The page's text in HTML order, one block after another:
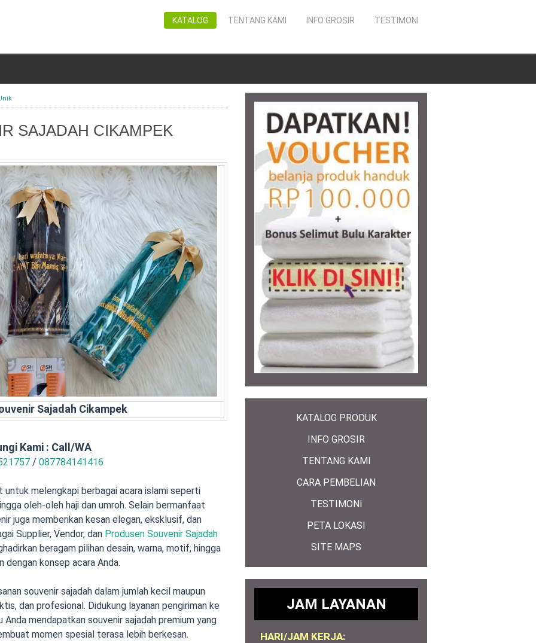
TESTIMONI
INFO GROSIR
TENTANG KAMI
KATALOG
SAJADAH CIKAMPEK
Sajadah Cikampek
Kami : Call/WA
/ 087784141416
untuk melengkapi berbagai acara islami seperti
oleh-oleh haji dan umroh. Selain bermanfaat
juga memberikan kesan elegan, eksklusif, dan
Supplier, Vendor, dan Produsen Souvenir Sajadah
beragam pilihan desain, warna, motif, hingga
dengan konsep acara Anda.
souvenir sajadah dalam jumlah kecil maupun
dan profesional. Didukung layanan pengiriman ke
mendapatkan souvenir sajadah premium yang
momen spesial terasa lebih berkesan.
KATALOG PRODUK
INFO GROSIR
TENTANG KAMI
CARA PEMBELIAN
TESTIMONI
PETA LOKASI
SITE MAPS
JAM LAYANAN
HARI/JAM KERJA: